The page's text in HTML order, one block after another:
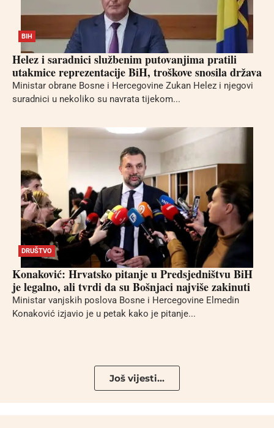
BIH
Helez i saradnici službenim putovanjima pratili
utakmice reprezentacije BiH, troškove snosila država
Ministar obrane Bosne i Hercegovine Zukan Helez i njegovi
suradnici u nekoliko su navrata tijekom...
DRUŠTVO
Konaković: Hrvatsko pitanje u Predsjedništvu BiH
je legalno, ali tvrdi da su Bošnjaci najviše zakinuti
Ministar vanjskih poslova Bosne i Hercegovine Elmedin
Konaković izjavio je u petak kako je pitanje...
Još vijesti...